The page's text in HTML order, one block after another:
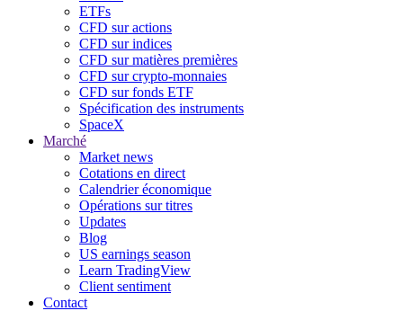
ETFs
CFD sur actions
CFD sur indices
CFD sur matières premières
CFD sur crypto-monnaies
CFD sur fonds ETF
Spécification des instruments
SpaceX
Marché
Market news
Cotations en direct
Calendrier économique
Opérations sur titres
Updates
Blog
US earnings season
Learn TradingView
Client sentiment
Contact